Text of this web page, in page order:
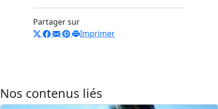
Partager sur
Imprimer
Nos contenus liés